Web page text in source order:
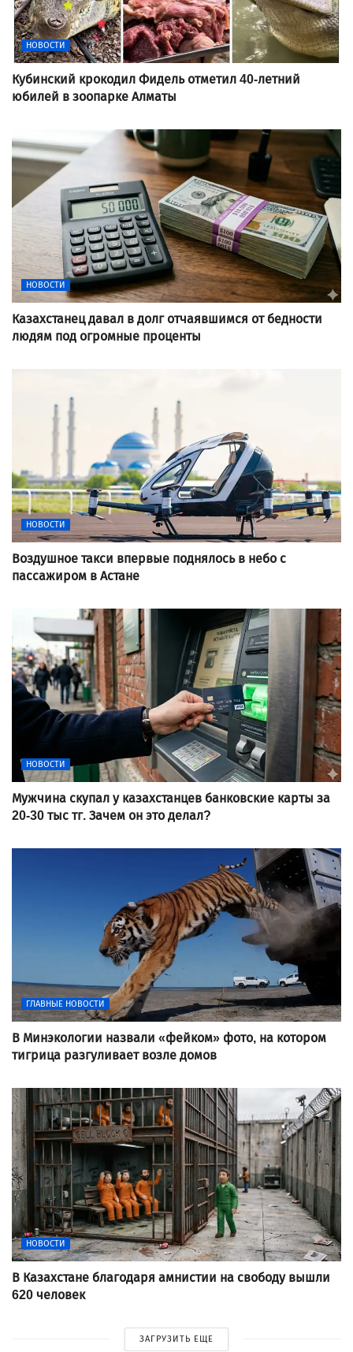
НОВОСТИ
Кубинский крокодил Фидель отметил 40-летний
юбилей в зоопарке Алматы
НОВОСТИ
Казахстанец давал в долг отчаявшимся от бедности
людям под огромные проценты
НОВОСТИ
Воздушное такси впервые поднялось в небо с
пассажиром в Астане
НОВОСТИ
Мужчина скупал у казахстанцев банковские карты за
20-30 тыс тг. Зачем он это делал?
ГЛАВНЫЕ НОВОСТИ
В Минэкологии назвали «фейком» фото, на котором
тигрица разгуливает возле домов
НОВОСТИ
В Казахстане благодаря амнистии на свободу вышли
620 человек
ЗАГРУЗИТЬ ЕЩЕ